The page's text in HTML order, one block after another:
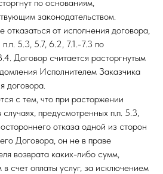
по основаниям,
законодательством.
отказаться от исполнения договора,
5.3, 5.7, 6.2, 7.1.-7.3 по
Договор считается расторгнутым
Исполнителем Заказчика
договора.
с тем, что при расторжении
предусмотренных п.п. 5.3,
отказа одной из сторон
Договора, он не в праве
возврата каких-либо сумм,
счет оплаты услуг, за исключением